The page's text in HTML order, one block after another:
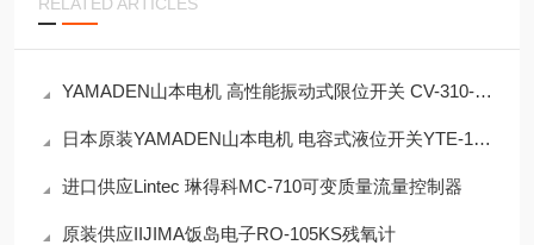
YAMADEN山本电机 高性能振动式限位开关 CV-310-RD
日本原装YAMADEN山本电机 电容式液位开关YTE-13N2
进口供应Lintec 琳得科MC-710可变质量流量控制器
原装供应IIJIMA饭岛电子RO-105KS残氧计